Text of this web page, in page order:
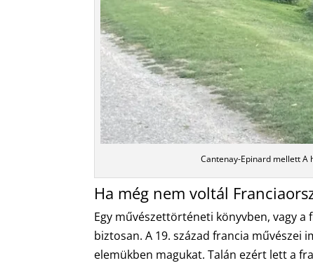
Cantenay-Epinard mellett A
Ha még nem voltál
Egy művészettörténeti könyvben, vagy
biztosan. A 19. század francia művészei
elemükben magukat. Talán ezért lett a